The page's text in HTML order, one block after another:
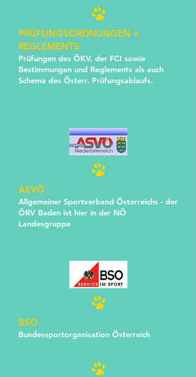
PRÜFUNGSORDNUNGEN +
REGLEMENTS
Prüfungen des ÖKV, der FCI sowie
Bestimmungen und Reglements als auch
Schema des Österr. Prüfungsablaufs.
ASVÖ
Allgemeiner Sportverband Österreichs - der
ÖRV Baden ist hier in der NÖ
Landesgruppe
BSO
Bundessportorganisation Österreich